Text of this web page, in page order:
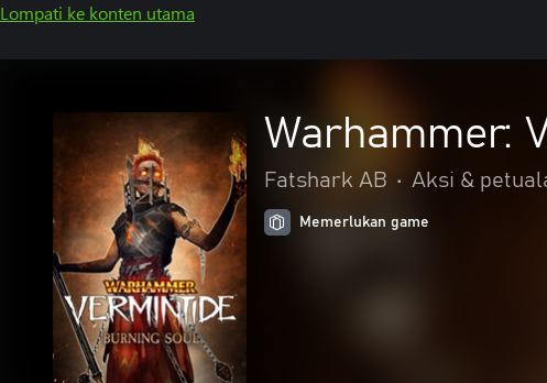
Lompati ke konten utama
Warhammer:
Fatshark AB • Aksi &
Memerlukan game